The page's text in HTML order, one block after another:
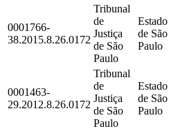
0001766-
38.2015.8.26.0172
Tribunal
de
Justiça
de São
Paulo
Estado
de São
Paulo
0001463-
29.2012.8.26.0172
Tribunal
de
Justiça
de São
Paulo
Estado
de São
Paulo